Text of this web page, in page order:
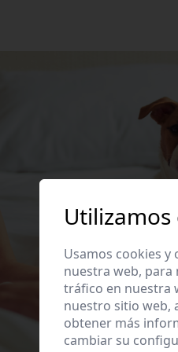
Utilizamos
Usamos cookies
nuestra web, para
tráfico en nuestra
nuestro sitio web,
obtener más
cambiar su